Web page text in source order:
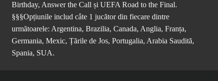
Birthday, Answer the Call și UEFA Road to the Final.
§§§Opțiunile includ câte 1 jucător din fiecare dintre
următoarele: Argentina, Brazilia, Canada, Anglia, Franța,
Germania, Mexic, Țările de Jos, Portugalia, Arabia Saudită,
Spania, SUA.